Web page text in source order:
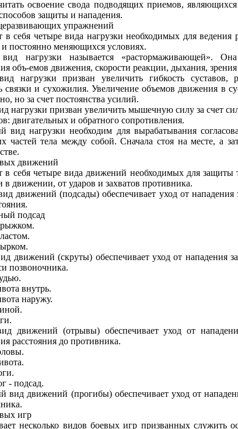
освоение свода подводящих приемов, являющихся
защиты и нападения.
упражнений
в себя четыре вида нагрузки необходимых для ведения
постоянно меняющихся условиях.
нагрузки называется «растормаживающей».
объ-емов движения, скорости реакции, дыхания, зрения
нагрузки призван увеличить гибкость суставов,
связки и сухожилия. Увеличение объемов движения в
но за счет постоянства усилий.
нагрузки призван увеличить мышечную силу за счет
двигательных и обратного сопротивления.
вид нагрузки необходим для вырабатывания
частей тела между собой. Сначала стоя на месте, а
движений
в себя четыре вида движений необходимых для защиты
в движении, от ударов и захватов противника.
движений (подсады) обеспечивает уход от нападения
подсад
движений (скруты) обеспечивает уход от нападения
позвоночника.
внутрь.
наружу.
движений (отрывы) обеспечивает уход от
расстояния до противника.
- подсад.
вид движений (прогибы) обеспечивает уход от
игр
несколько видов боевых игр призванных служить